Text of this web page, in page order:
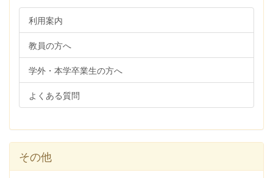
利用案内
教員の方へ
学外・本学卒業生の方へ
よくある質問
その他